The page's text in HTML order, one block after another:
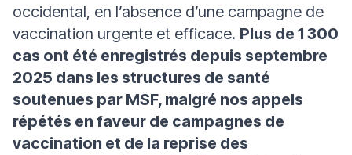
occidental, en l’absence d’une campagne de
vaccination urgente et efficace. Plus de 1 300
cas ont été enregistrés depuis septembre
2025 dans les structures de santé
soutenues par MSF, malgré nos appels
répétés en faveur de campagnes de
vaccination et de la reprise des